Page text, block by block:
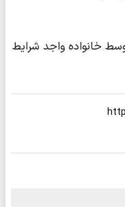
خانواده واجد شرایط